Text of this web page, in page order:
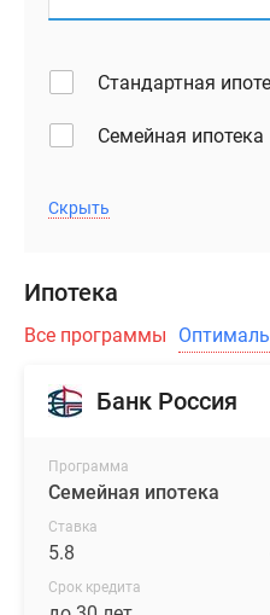
Стандартная
Семейная ипотека
Скрыть
Ипотека
Все программы
Банк Россия
Программа
Семейная ипотека
Ставка
5.8
Срок кредита